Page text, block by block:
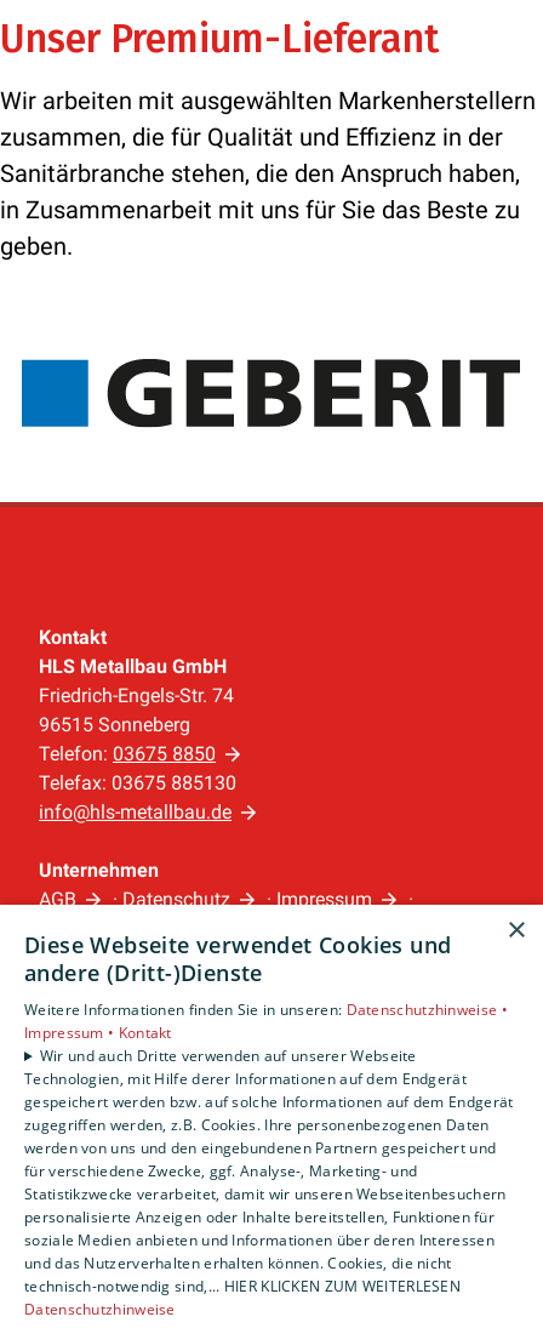
Unser Premium-Lieferant
Wir arbeiten mit ausgewählten Markenherstellern
zusammen, die für Qualität und Effizienz in der
Sanitärbranche stehen, die den Anspruch haben,
in Zusammenarbeit mit uns für Sie das Beste zu
geben.
Kontakt
HLS Metallbau GmbH
Friedrich-Engels-Str. 74
96515 Sonneberg
Telefon: 03675 8850
Telefax: 03675 885130
info@hls-metallbau.de
Unternehmen
AGB
· Datenschutz · Impressum
·
Privatkunden
Gewerbekunden
Karriere
Unternehmen
Standorte
Sonneberg
×
Diese Webseite verwendet Cookies und
andere (Dritt-)Dienste
Weitere Informationen finden Sie in unseren: Datenschutzhinweise •
Impressum • Kontakt
Wir und auch Dritte verwenden auf unserer Webseite
Technologien, mit Hilfe derer Informationen auf dem Endgerät
gespeichert werden bzw. auf solche Informationen auf dem Endgerät
zugegriffen werden, z.B. Cookies. Ihre personenbezogenen Daten
werden von uns und den eingebundenen Partnern gespeichert und
für verschiedene Zwecke, ggf. Analyse-, Marketing- und
Statistikzwecke verarbeitet, damit wir unseren Webseitenbesuchern
personalisierte Anzeigen oder Inhalte bereitstellen, Funktionen für
soziale Medien anbieten und Informationen über deren Interessen
und das Nutzerverhalten erhalten können. Cookies, die nicht
technisch-notwendig sind,... HIER KLICKEN ZUM WEITERLESEN
Datenschutzhinweise